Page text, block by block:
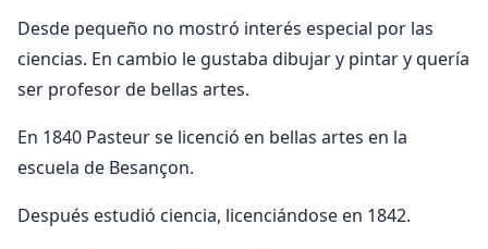
Desde pequeño no mostró interés especial por las
ciencias. En cambio le gustaba dibujar y pintar y quería
ser profesor de bellas artes.
En 1840 Pasteur se licenció en bellas artes en la
escuela de Besançon.
Después estudió ciencia, licenciándose en 1842.